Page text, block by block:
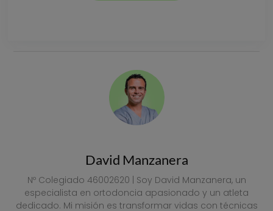
David Manzanera
Nº Colegiado 46002620 | Soy David Manzanera, un
especialista en ortodoncia apasionado y un atleta
dedicado. Mi misión es transformar vidas con técnicas